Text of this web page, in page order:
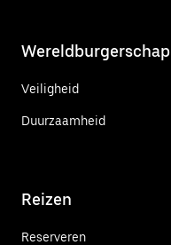
Wereldburgerschap
Veiligheid
Duurzaamheid
Reizen
Reserveren